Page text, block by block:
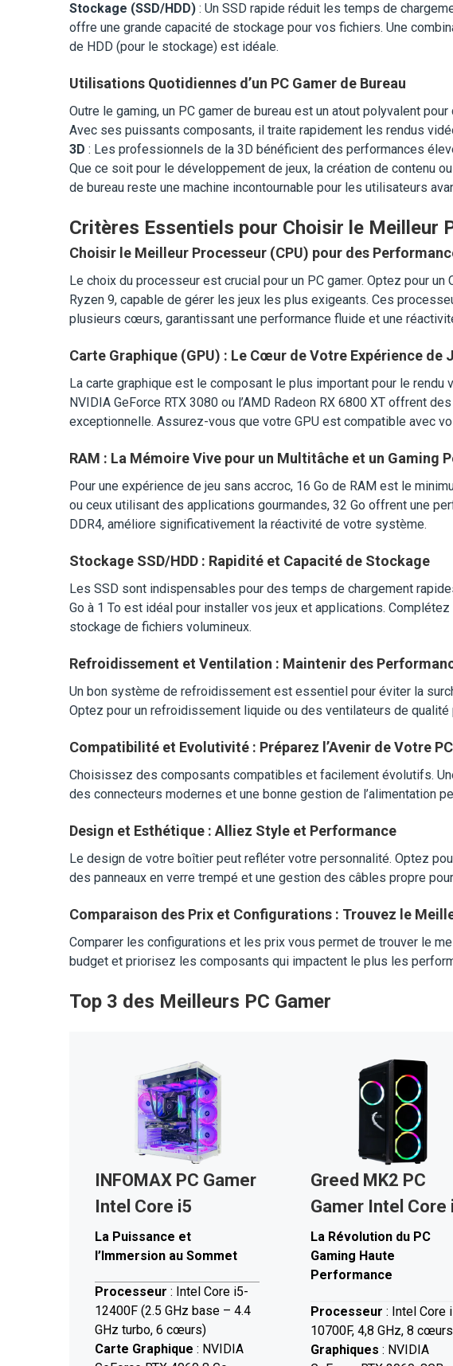
Stockage (SSD/HDD) : Un SSD rapide réduit les temps de
offre une grande capacité de stockage pour vos fichiers. Une
de HDD (pour le stockage) est idéale.
Utilisations Quotidiennes d’un PC Gamer de Bureau
Outre le gaming, un PC gamer de bureau est un atout polyvalent
Avec ses puissants composants, il traite rapidement les rendus
3D : Les professionnels de la 3D bénéficient des performances
Que ce soit pour le développement de jeux, la création de contenu
de bureau reste une machine incontournable pour les utilisateurs
Critères Essentiels pour Choisir le Meilleur
Choisir le Meilleur Processeur (CPU) pour des
Le choix du processeur est crucial pour un PC gamer. Optez pour un
Ryzen 9, capable de gérer les jeux les plus exigeants. Ces
plusieurs cœurs, garantissant une performance fluide et une
Carte Graphique (GPU) : Le Cœur de Votre Expérience de
La carte graphique est le composant le plus important pour le
NVIDIA GeForce RTX 3080 ou l’AMD Radeon RX 6800 XT offrent
exceptionnelle. Assurez-vous que votre GPU est compatible avec
RAM : La Mémoire Vive pour un Multitâche et un Gaming
Pour une expérience de jeu sans accroc, 16 Go de RAM est le
ou ceux utilisant des applications gourmandes, 32 Go offrent une
DDR4, améliore significativement la réactivité de votre système.
Stockage SSD/HDD : Rapidité et Capacité de Stockage
Les SSD sont indispensables pour des temps de chargement
Go à 1 To est idéal pour installer vos jeux et applications.
stockage de fichiers volumineux.
Refroidissement et Ventilation : Maintenir des
Un bon système de refroidissement est essentiel pour éviter la
Optez pour un refroidissement liquide ou des ventilateurs de
Compatibilité et Evolutivité : Préparez l’Avenir de Votre
Choisissez des composants compatibles et facilement évolutifs.
des connecteurs modernes et une bonne gestion de l’alimentation
Design et Esthétique : Alliez Style et Performance
Le design de votre boîtier peut refléter votre personnalité. Optez
des panneaux en verre trempé et une gestion des câbles propre
Comparaison des Prix et Configurations : Trouvez le
Comparer les configurations et les prix vous permet de trouver le
budget et priorisez les composants qui impactent le plus les
Top 3 des Meilleurs PC Gamer
INFOMAX PC Gamer
Intel Core i5
La Puissance et
l’Immersion au Sommet
Processeur : Intel Core i5-
12400F (2.5 GHz base – 4.4
GHz turbo, 6 cœurs)
Carte Graphique : NVIDIA
Greed MK2 PC
Gamer Intel Core
La Révolution du PC
Gaming Haute
Performance
Processeur : Intel Core
10700F, 4,8 GHz, 8 cœurs
Graphiques : NVIDIA